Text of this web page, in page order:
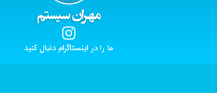
ما را در اینستاگرام دنبال کنید